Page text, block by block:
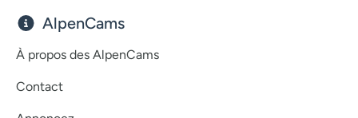
AlpenCams
À propos des AlpenCams
Contact